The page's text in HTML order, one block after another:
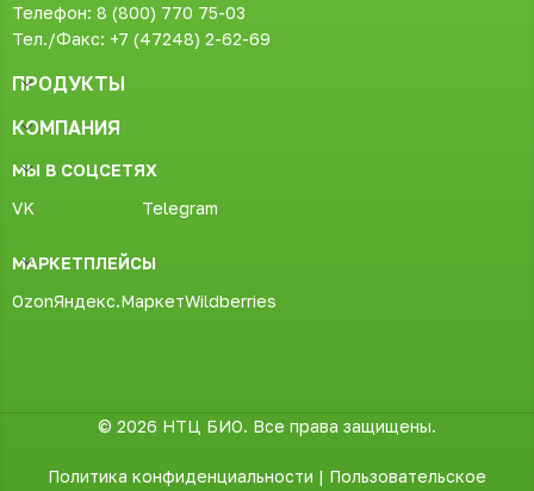
Телефон: 8 (800) 770 75-03
Тел./Факс: +7 (47248) 2-62-69
ПРОДУКТЫ
КОМПАНИЯ
МЫ В СОЦСЕТЯХ
VK
Telegram
МАРКЕТПЛЕЙСЫ
OzonЯндекс.МаркетWildberries
© 2026 НТЦ БИО. Все права защищены.
Политика конфиденциальности | Пользовательское